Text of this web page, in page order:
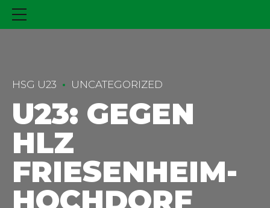
HSG U23 UNCATEGORIZED
U23: GEGEN
HLZ
FRIESENHEIM-
HOCHDORF